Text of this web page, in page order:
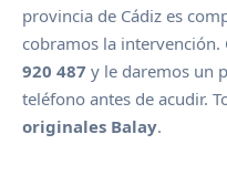
provincia de Cádiz es
cobramos la intervención.
920 487 y le daremos un
teléfono antes de acudir.
originales Balay.